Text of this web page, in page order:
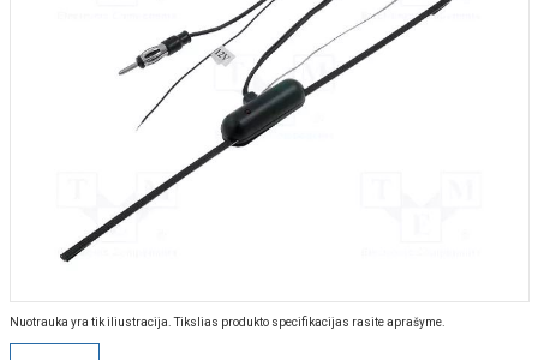
Nuotrauka yra tik iliustracija. Tikslias produkto specifikacijas rasite aprašyme.